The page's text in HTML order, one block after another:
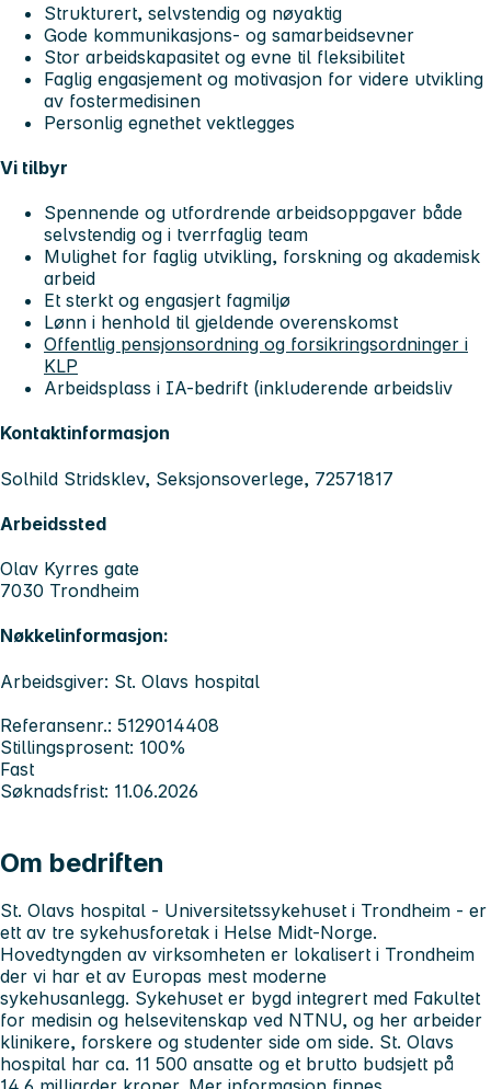
Strukturert, selvstendig og nøyaktig
Gode kommunikasjons- og samarbeidsevner
Stor arbeidskapasitet og evne til fleksibilitet
Faglig engasjement og motivasjon for videre utvikling
av fostermedisinen
Personlig egnethet vektlegges
Vi tilbyr
Spennende og utfordrende arbeidsoppgaver både
selvstendig og i tverrfaglig team
Mulighet for faglig utvikling, forskning og akademisk
arbeid
Et sterkt og engasjert fagmiljø
Lønn i henhold til gjeldende overenskomst
Offentlig pensjonsordning og forsikringsordninger i
KLP
Arbeidsplass i IA-bedrift (inkluderende arbeidsliv
Kontaktinformasjon
Solhild Stridsklev, Seksjonsoverlege, 72571817
Arbeidssted
Olav Kyrres gate
7030 Trondheim
Nøkkelinformasjon:
Arbeidsgiver: St. Olavs hospital
Referansenr.: 5129014408
Stillingsprosent: 100%
Fast
Søknadsfrist: 11.06.2026
Om bedriften
St. Olavs hospital - Universitetssykehuset i Trondheim - er
ett av tre sykehusforetak i Helse Midt-Norge.
Hovedtyngden av virksomheten er lokalisert i Trondheim
der vi har et av Europas mest moderne
sykehusanlegg. Sykehuset er bygd integrert med Fakultet
for medisin og helsevitenskap ved NTNU, og her arbeider
klinikere, forskere og studenter side om side. St. Olavs
hospital har ca. 11 500 ansatte og et brutto budsjett på